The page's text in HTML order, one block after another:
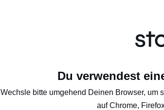
Du verwendest
Wechsle bitte umgehend Deinen Browser, um
auf Chrome,